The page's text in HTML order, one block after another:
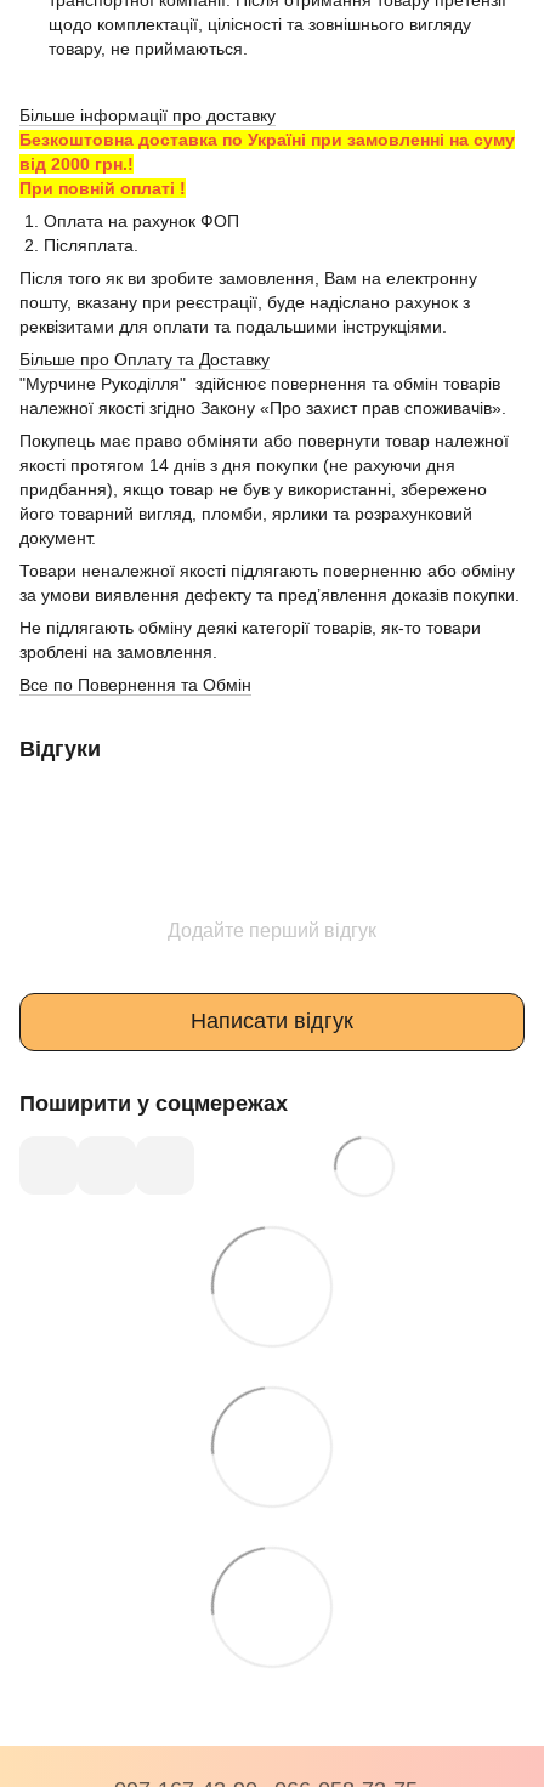
щодо комплектації, цілісності та зовнішнього вигляду
товару, не приймаються.
Більше інформації про доставку
Безкоштовна доставка по Україні при замовленні на суму
від 2000 грн.!
При повній оплаті !
1. Оплата на рахунок ФОП
2. Післяплата.
Після того як ви зробите замовлення, Вам на електронну
пошту, вказану при реєстрації, буде надіслано рахунок з
реквізитами для оплати та подальшими інструкціями.
Більше про Оплату та Доставку
"Мурчине Рукоділля" здійснює повернення та обмін товарів
належної якості згідно Закону «Про захист прав споживачів».
Покупець має право обміняти або повернути товар належної
якості протягом 14 днів з дня покупки (не рахуючи дня
придбання), якщо товар не був у використанні, збережено
його товарний вигляд, пломби, ярлики та розрахунковий
документ.
Товари неналежної якості підлягають поверненню або обміну
за умови виявлення дефекту та пред’явлення доказів покупки.
Не підлягають обміну деякі категорії товарів, як-то товари
зроблені на замовлення.
Все по Повернення та Обмін
Відгуки
Додайте перший відгук
Написати відгук
Поширити у соцмережах